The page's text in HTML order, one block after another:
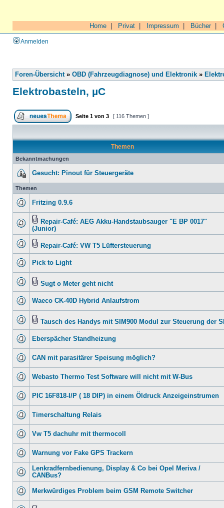
Home Privat Impressum Bücher|
Anmelden
Foren-Übersicht» OBD (Fahrzeugdiagnose) und Elektronik »
Elektrobasteln, µC
Seite 1 von 3 [ 116 Themen ]
Themen
Bekanntmachungen
Gesucht: Pinout für Steuergeräte
Themen
Fritzing 0.9.6
Repair-Café: AEG Akku-Handstaubsauger "E BP 0017"
(Junior)
Repair-Café: VW T5 Lüftersteuerung
Pick to Light
Sugt o Meter geht nicht
Waeco CK-40D Hybrid Anlaufstrom
Tausch des Handys mit SIM900 Modul zur Steuerung der
Eberspächer Standheizung
CAN mit parasitärer Speisung möglich?
Webasto Thermo Test Software will nicht mit W-Bus
PIC 16F818-I/P ( 18 DIP) in einem Öldruck Anzeigeinstrumen
Timerschaltung Relais
Vw T5 dachuhr mit thermocoll
Warnung vor Fake GPS Trackern
Lenkradfernbedienung, Display & Co bei Opel Meriva /
CANBus?
Merkwürdiges Problem beim GSM Remote Switcher